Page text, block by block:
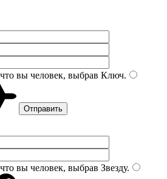
вы человек, выбрав Ключ.
вы человек, выбрав Звезду.